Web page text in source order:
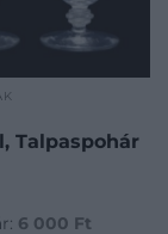
Talpaspohár
6 000 Ft